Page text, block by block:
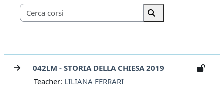
Categorie di corso
Cerca corsi
Cerca corsi
042LM - STORIA DELLA CHIESA 2019
Teacher: LILIANA FERRARI